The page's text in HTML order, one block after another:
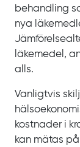
behandling
nya
läkemedel,
alls.
Vanligtvis
kostnader i
kan mätas